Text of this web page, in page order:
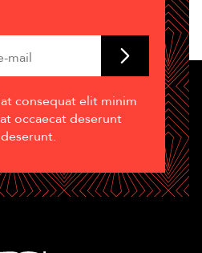
consequat elit minim
occaecat deserunt